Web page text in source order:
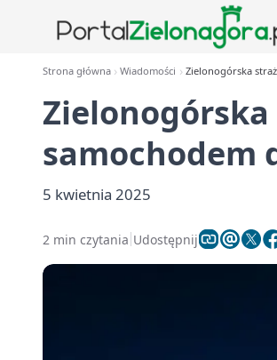
Strona główna Wiadomości Zielonogórska
samochodem
5 kwietnia 2025
2 min czytania Udostępnij